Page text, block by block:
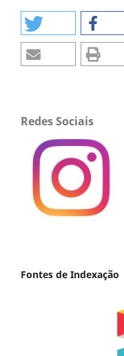
Redes Sociais
Fontes de Indexação